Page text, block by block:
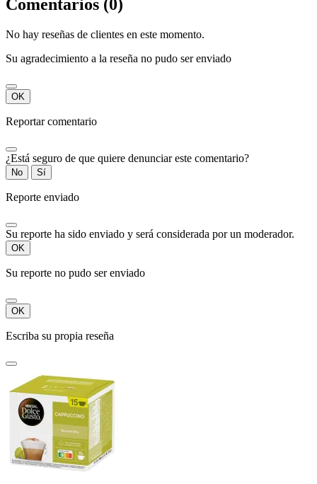
Comentarios (0)
No hay reseñas de clientes en este momento.
Su agradecimiento a la reseña no pudo ser enviado
OK
Reportar comentario
¿Está seguro de que quiere denunciar este comentario?
No Sí
Reporte enviado
Su reporte ha sido enviado y será considerada por un moderador.
OK
Su reporte no pudo ser enviado
OK
Escriba su propia reseña